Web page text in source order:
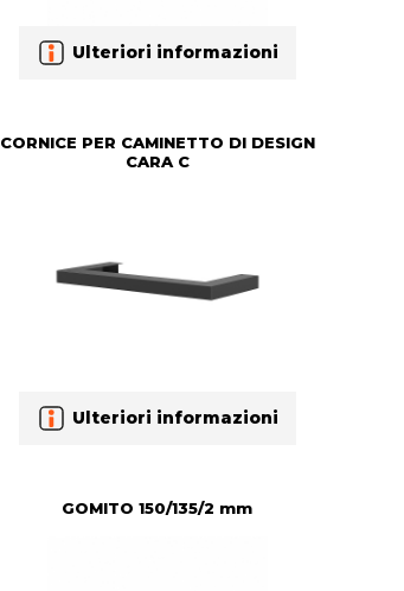
Ulteriori informazioni
CORNICE PER CAMINETTO DI DESIGN
CARA C
Ulteriori informazioni
GOMITO 150/135/2 mm